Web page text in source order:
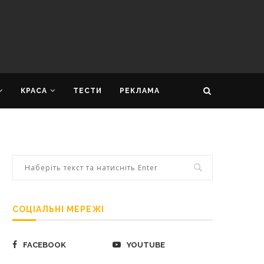
КРАСА ТЕСТИ РЕКЛАМА
СОЦІАЛЬНІ МЕРЕЖІ
FACEBOOK YOUTUBE